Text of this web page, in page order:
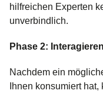
hilfreichen Experten
unverbindlich.
Phase 2: Interagieren
Nachdem ein
Ihnen konsumiert